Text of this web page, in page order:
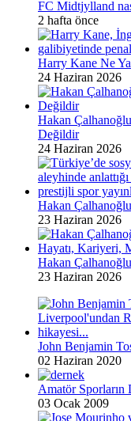
FC Midtjylland
2 hafta önce
Harry Kane Ne
24 Haziran 2026
Hakan
Değildir
24 Haziran 2026
Hakan
23 Haziran 2026
Hakan
23 Haziran 2026
John Benjamin
02 Haziran 2020
Amatör Sporların
03 Ocak 2009